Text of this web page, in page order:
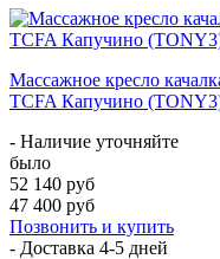
Массажное кресло
TCFA Капучино
- Наличие уточняйте
было
52 140 руб
47 400 руб
Позвонить и купить
- Доставка 4-5 дней